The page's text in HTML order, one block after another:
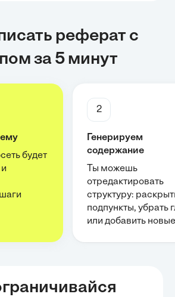
реферат с
за 5 минут
будет
2
Генерируем
содержание
Ты можешь
отредактировать
структуру:
подпункты, убрать
или добавить новые